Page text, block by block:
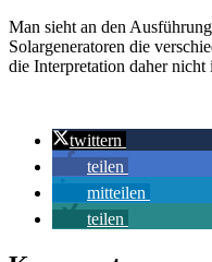
Man sieht an den
Solargeneratoren die
die Interpretation daher nicht
twittern
teilen
mitteilen
teilen